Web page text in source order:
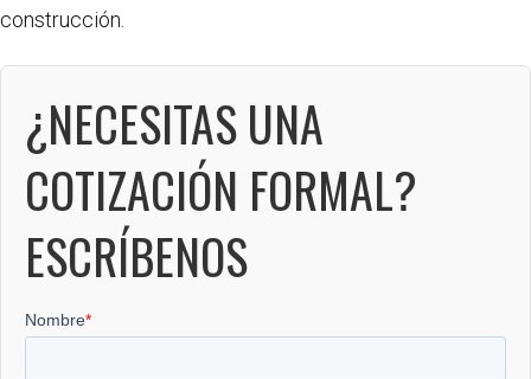
construcción.
¿NECESITAS UNA
COTIZACIÓN FORMAL?
ESCRÍBENOS